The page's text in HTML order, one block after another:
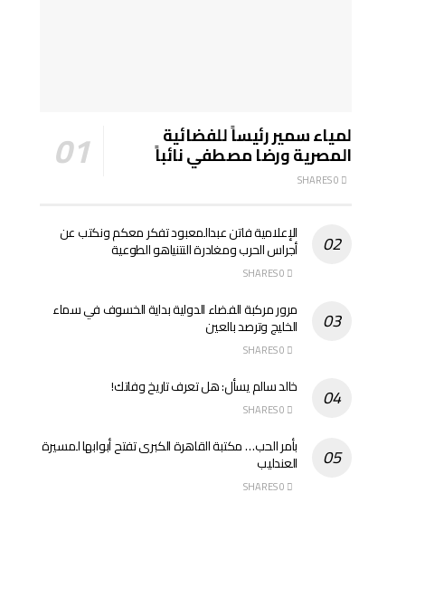
لمياء سمير رئيساً للفضائية
المصرية ورضا مصطفي نائباً
الإعلامية فاتن عبدالمعبود تفكر معكم ونكتب عن
أجراس الحرب ومغادرة النتنياهو الطوعية
مرور مركبة الفضاء الدولية بداية الخسوف في سماء
الخليج وترصد بالعين
خالد سالم يسأل: هل تعرف تاريخ وفاتك!
بأمر الحب… مكتبة القاهرة الكبرى تفتح أبوابها لمسيرة
العندليب